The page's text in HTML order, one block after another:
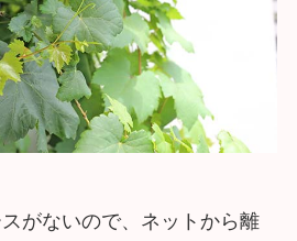
がないので、ネットから離